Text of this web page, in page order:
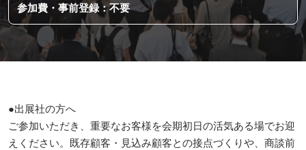
参加費・事前登録：不要
●出展社の方へ
ご参加いただき、重要なお客様を会期初日の活気ある場でお迎
えください。既存顧客・見込み顧客との接点づくりや、商談前